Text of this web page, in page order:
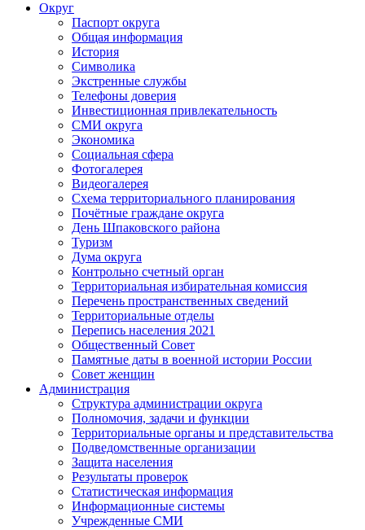
Округ
Паспорт округа
Общая информация
История
Символика
Экстренные службы
Телефоны доверия
Инвестиционная привлекательность
СМИ округа
Экономика
Социальная сфера
Фотогалерея
Видеогалерея
Схема территориального планирования
Почётные граждане округа
День Шпаковского района
Туризм
Дума округа
Контрольно счетный орган
Территориальная избирательная комиссия
Перечень пространственных сведений
Территориальные отделы
Перепись населения 2021
Общественный Совет
Памятные даты в военной истории России
Совет женщин
Администрация
Структура администрации округа
Полномочия, задачи и функции
Территориальные органы и представительства
Подведомственные организации
Защита населения
Результаты проверок
Статистическая информация
Информационные системы
Учрежденные СМИ